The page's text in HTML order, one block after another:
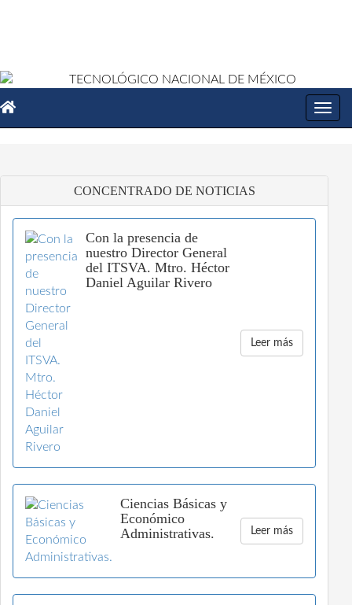
CONCENTRADO DE NOTICIAS
Con la presencia de
nuestro Director General
del ITSVA. Mtro. Héctor
Daniel Aguilar Rivero
Leer más
Ciencias Básicas y
Económico
Administrativas.
Leer más